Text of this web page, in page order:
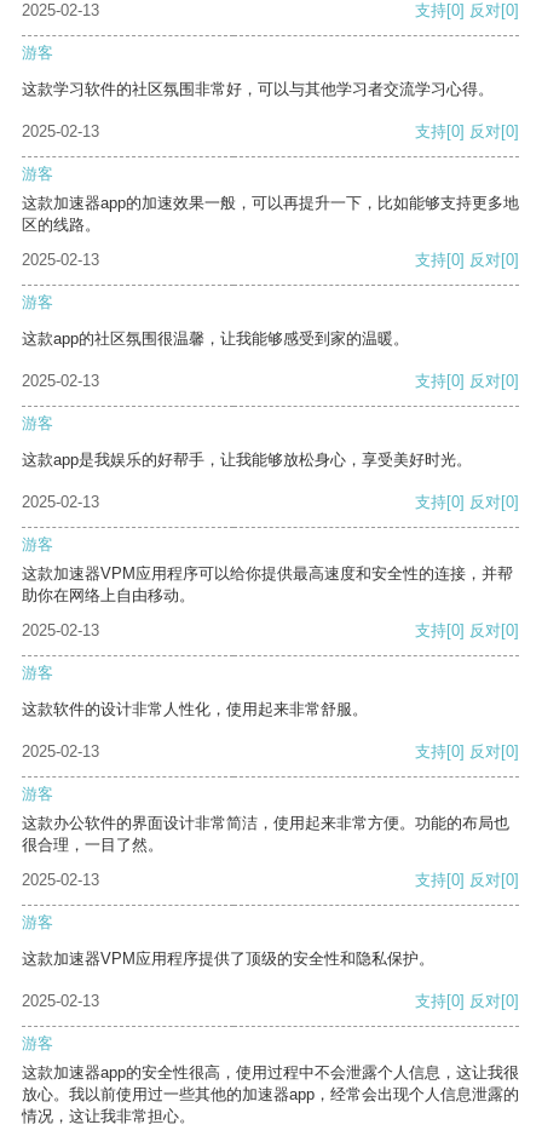
2025-02-13
支持[0] 反对[0]
游客
这款学习软件的社区氛围非常好，可以与其他学习者交流学习心得。
2025-02-13 支持[0] 反对[0]
游客
这款加速器app的加速效果一般，可以再提升一下，比如能够支持更多地
区的线路。
2025-02-13
支持[0] 反对[0]
游客
这款app的社区氛围很温馨，让我能够感受到家的温暖。
2025-02-13 支持[0] 反对[0]
游客
这款app是我娱乐的好帮手，让我能够放松身心，享受美好时光。
2025-02-13 支持[0] 反对[0]
游客
这款加速器VPM应用程序可以给你提供最高速度和安全性的连接，并帮
助你在网络上自由移动。
2025-02-13
支持[0] 反对[0]
游客
这款软件的设计非常人性化，使用起来非常舒服。
2025-02-13 支持[0] 反对[0]
游客
这款办公软件的界面设计非常简洁，使用起来非常方便。功能的布局也
很合理，一目了然。
2025-02-13
支持[0] 反对[0]
游客
这款加速器VPM应用程序提供了顶级的安全性和隐私保护。
2025-02-13 支持[0] 反对[0]
游客
这款加速器app的安全性很高，使用过程中不会泄露个人信息，这让我很
放心。我以前使用过一些其他的加速器app，经常会出现个人信息泄露的
情况，这让我非常担心。